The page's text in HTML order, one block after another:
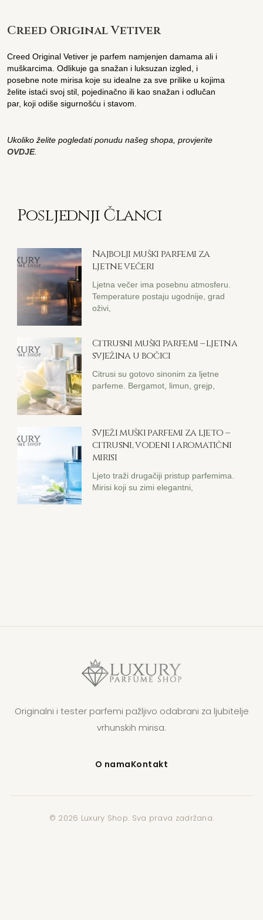
Creed Original Vetiver
Creed Original Vetiver je parfem namjenjen damama ali i
muškarcima. Odlikuje ga snažan i luksuzan izgled, i
posebne note mirisa koje su idealne za sve prilike u kojima
želite istaći svoj stil, pojedinačno ili kao snažan i odlučan
par, koji odiše sigurnošću i stavom.
Ukoliko želite pogledati ponudu našeg shopa, provjerite
OVDJE.
Posljednji Članci
Najbolji muški parfemi za
ljetne večeri
Ljetna večer ima posebnu atmosferu.
Temperature postaju ugodnije, grad
oživi,
Citrusni muški parfemi – ljetna
svježina u bočici
Citrusi su gotovo sinonim za ljetne
parfeme. Bergamot, limun, grejp,
Svježi muški parfemi za ljeto –
citrusni, vodeni i aromatični
mirisi
Ljeto traži drugačiji pristup parfemima.
Mirisi koji su zimi elegantni,
Originalni i tester parfemi pažljivo odabrani za ljubitelje
vrhunskih mirisa.
O namaKontakt
© 2026 Luxury Shop. Sva prava zadržana.